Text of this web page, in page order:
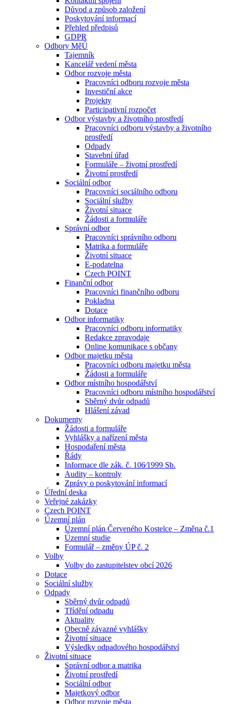
Důvod a způsob založení
Poskytování informací
Přehled předpisů
GDPR
Odbory MěÚ
Tajemník
Kancelář vedení města
Odbor rozvoje města
Pracovníci odboru rozvoje města
Investiční akce
Projekty
Participativní rozpočet
Odbor výstavby a životního prostředí
Pracovníci odboru výstavby a životního
prostředí
Odpady
Stavební úřad
Formuláře – životní prostředí
Životní prostředí
Sociální odbor
Pracovníci sociálního odboru
Sociální služby
Životní situace
Žádosti a formuláře
Správní odbor
Pracovníci správního odboru
Matrika a formuláře
Životní situace
E-podatelna
Czech POINT
Finanční odbor
Pracovníci finančního odboru
Pokladna
Dotace
Odbor informatiky
Pracovníci odboru informatiky
Redakce zpravodaje
Online komunikace s občany
Odbor majetku města
Pracovníci odboru majetku města
Žádosti a formuláře
Odbor místního hospodářství
Pracovníci odboru místního hospodářství
Sběrný dvůr odpadů
Hlášení závad
Dokumenty
Žádosti a formuláře
Vyhlášky a nařízení města
Hospodaření města
Řády
Informace dle zák. č. 106⁄1999 Sb.
Audity – kontroly
Zprávy o poskytování informací
Úřední deska
Veřejné zakázky
Czech POINT
Územní plán
Územní plán Červeného Kostelce – Změna č.1
Územní studie
Formulář – změny ÚP č. 2
Volby
Volby do zastupitelstev obcí 2026
Dotace
Sociální služby
Odpady
Sběrný dvůr odpadů
Třídění odpadu
Aktuality
Obecně závazné vyhlášky
Životní situace
Výsledky odpadového hospodářství
Životní situace
Správní odbor a matrika
Životní prostředí
Sociální odbor
Majetkový odbor
Odbor rozvoje města